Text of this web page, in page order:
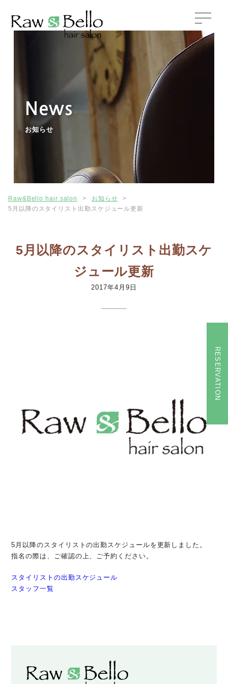
RESERVATION
News
お知らせ
Raw&Bello hair salon > お知らせ
>
5月以降のスタイリスト出勤スケジュール更新
5月以降のスタイリスト出勤スケ
ジュール更新
2017年4月9日
5月以降のスタイリストの出勤スケジュールを更新しました。
指名の際は、ご確認の上、ご予約ください。
スタイリストの出勤スケジュール
スタッフ一覧